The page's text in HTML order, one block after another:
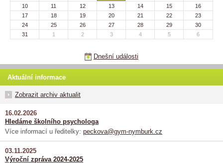
10
11 12 13 14 15
16
17
18 19 20 21 22
23
24
25 26 27 28 29
30
31
1 2 3 4 5 6
Dnešní události
Aktuální informace
Zobrazit archiv aktualit
16.02.2026
Hledáme školního psychologa
Více informací u ředitelky: peckova@gym-nymburk.cz
03.11.2025
Výroční zpráva 2024-2025